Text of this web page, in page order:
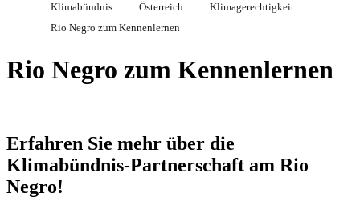
Klimabündnis Österreich
Klimagerechtigkeit
Rio Negro zum Kennenlernen
Rio Negro zum Kennenlernen
Erfahren Sie mehr über die
Klimabündnis-Partnerschaft am Rio
Negro!